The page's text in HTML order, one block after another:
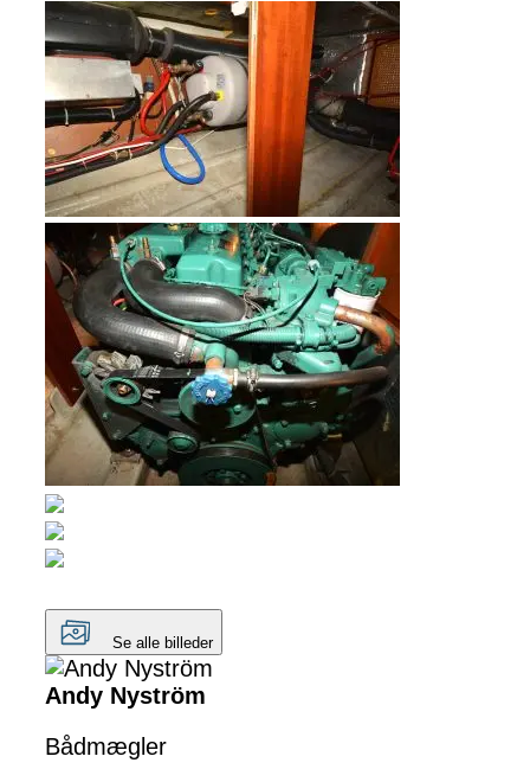
Se alle billeder
Andy Nyström
Bådmægler